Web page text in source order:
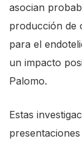
asocian
producción de
para el
un impacto
Palomo.
Estas